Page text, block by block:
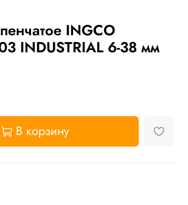
INGCO
INDUSTRIAL 6-38 мм
В корзину